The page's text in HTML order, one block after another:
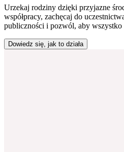
Urzekaj rodziny dzięki przyjazne
współpracy, zachęcaj do
publiczności i pozwól, aby wszystko
Dowiedz się, jak to działa